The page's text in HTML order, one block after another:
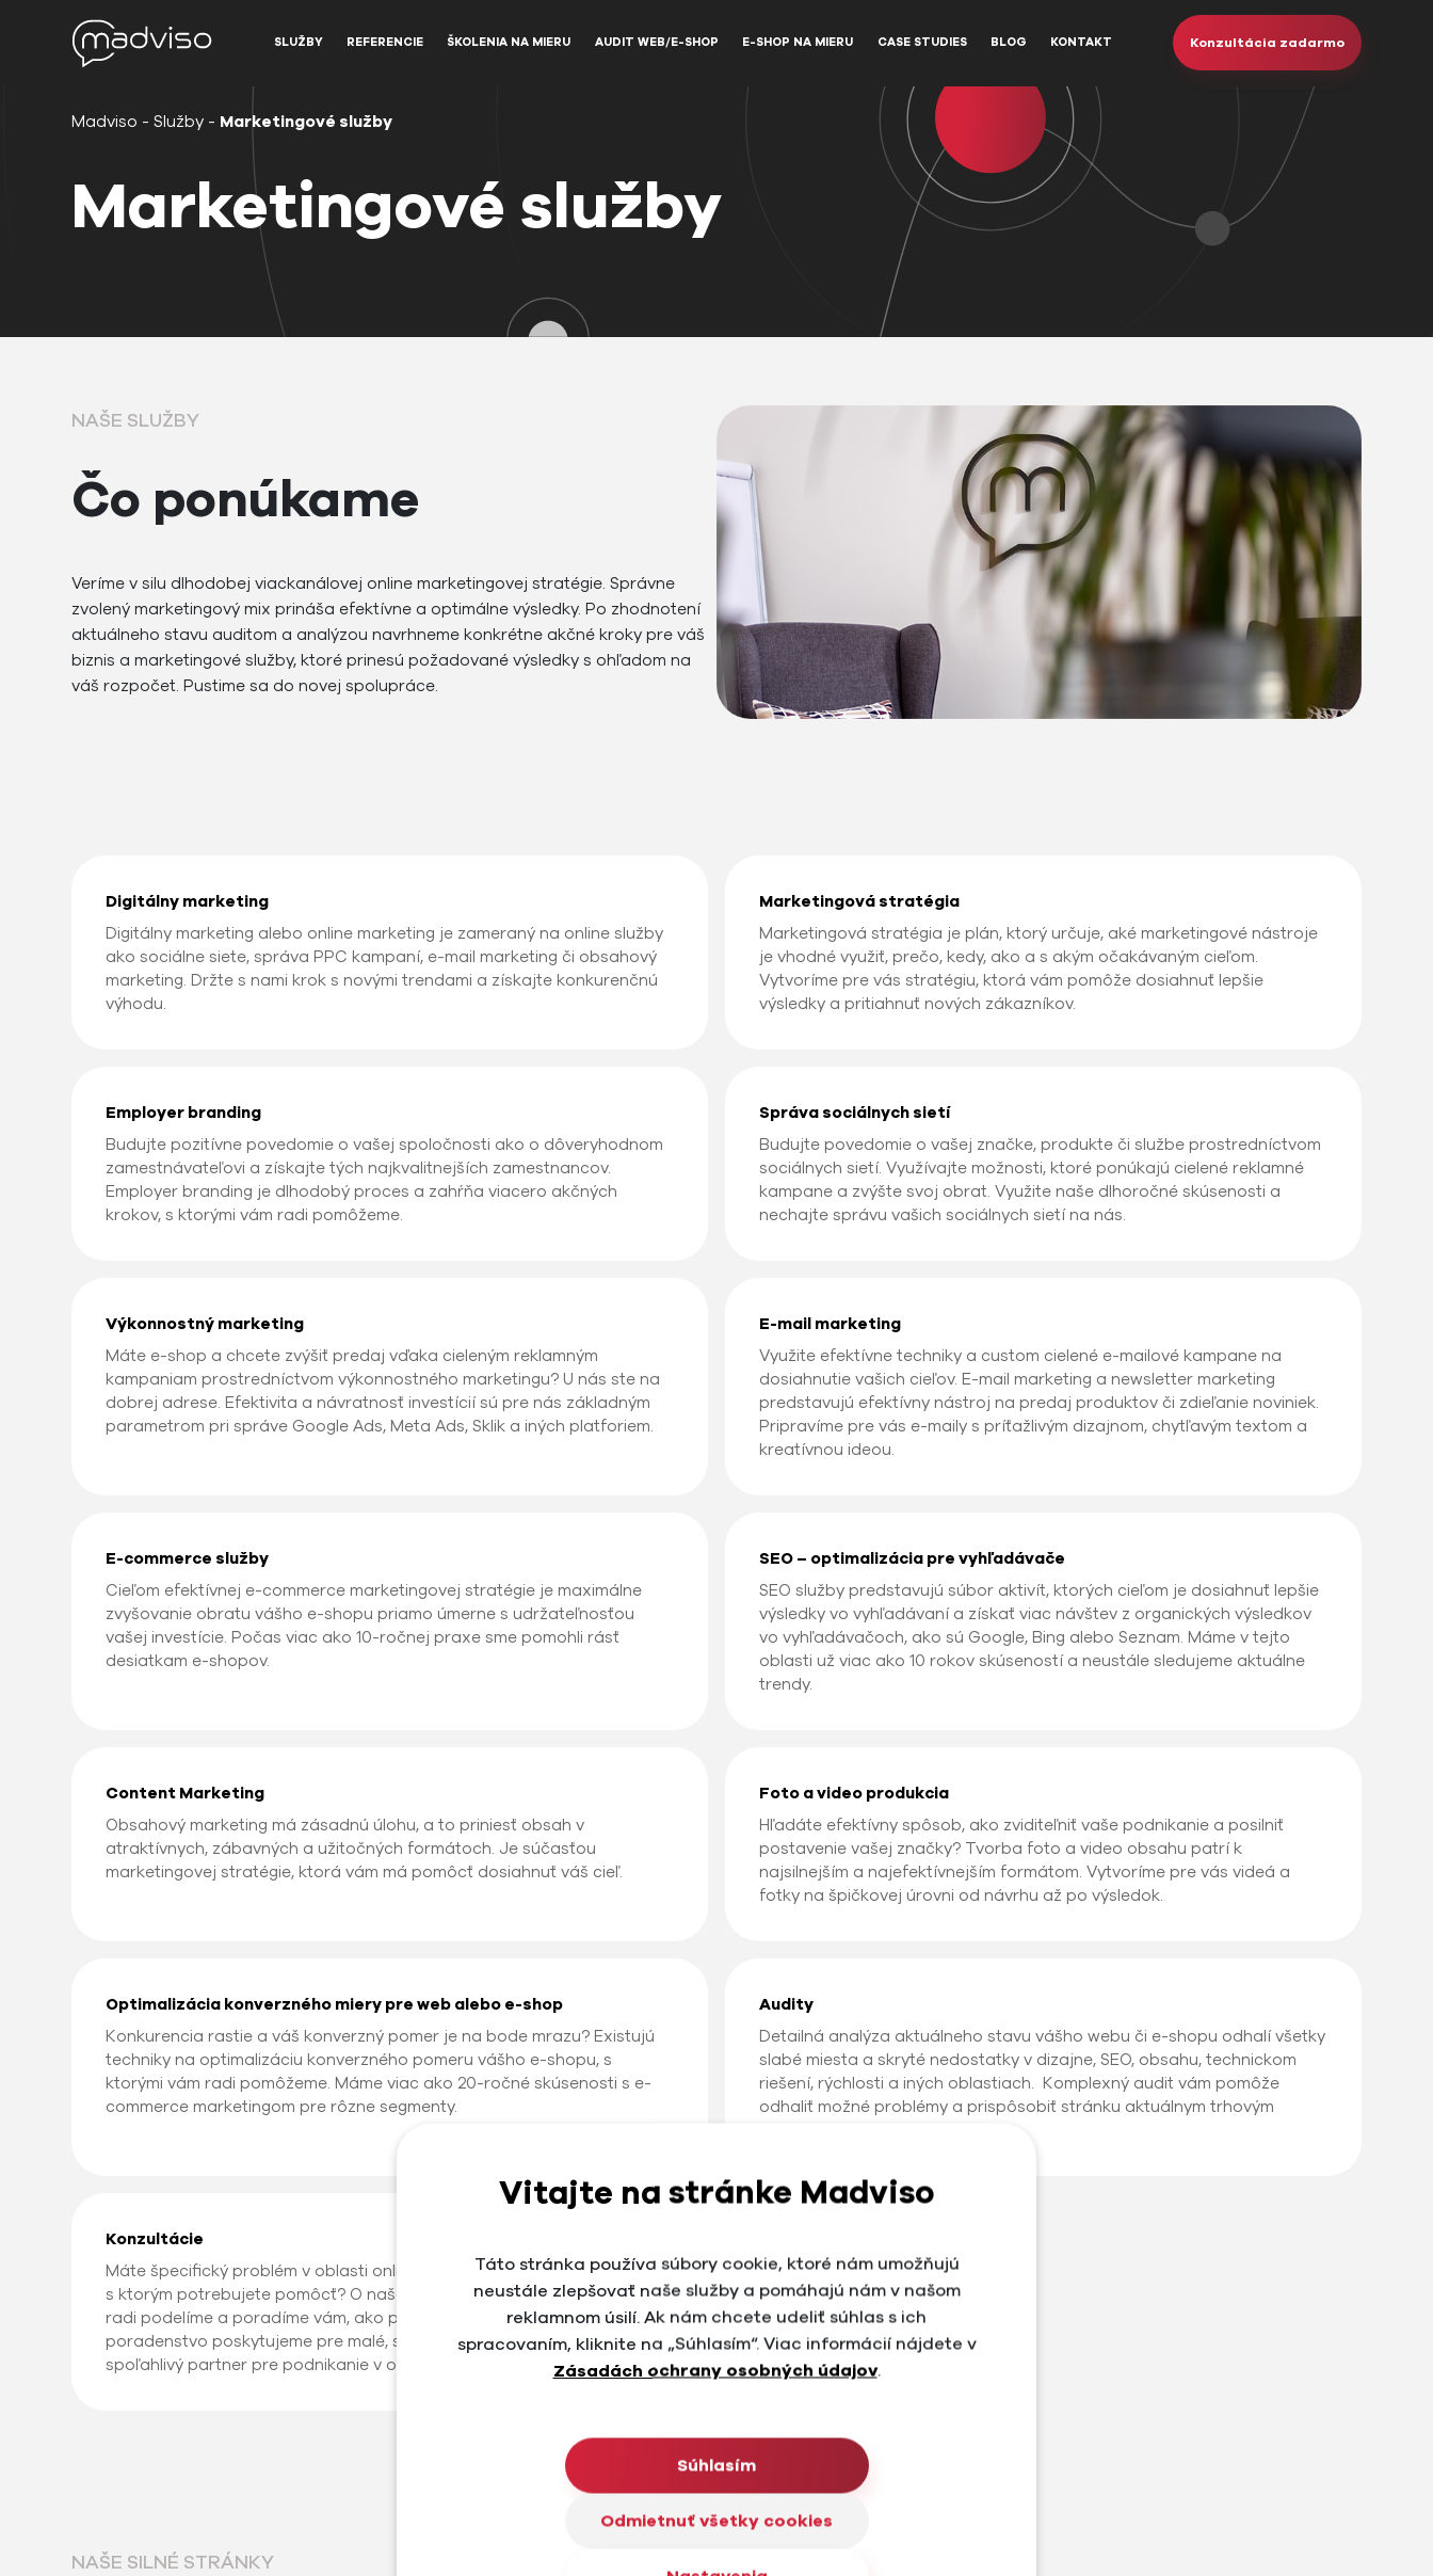
SLUŽBY REFERENCIE ŠKOLENIA NA MIERU AUDIT WEB/E-SHOP E-SHOP NA MIERU CASE STUDIES BLOG KONTAKT Konzultácia zadarmo
Madviso -Služby - Marketingové služby
Marketingové služby
NAŠE SLUŽBY
Čo ponúkame
Veríme v silu dlhodobej viackanálovej online marketingovej stratégie. Správne
zvolený marketingový mix prináša efektívne a optimálne výsledky. Po zhodnotení
aktuálneho stavu auditom a analýzou navrhneme konkrétne akčné kroky pre váš
biznis a marketingové služby, ktoré prinesú požadované výsledky s ohľadom na
váš rozpočet. Pustime sa do novej spolupráce.
Digitálny marketing
Digitálny marketing alebo online marketing je zameraný na online služby
ako sociálne siete, správa PPC kampaní, e-mail marketing či obsahový
marketing. Držte s nami krok s novými trendami a získajte konkurenčnú
výhodu.
Marketingová stratégia
Marketingová stratégia je plán, ktorý určuje, aké marketingové nástroje
je vhodné využiť, prečo, kedy, ako a s akým očakávaným cieľom.
Vytvoríme pre vás stratégiu, ktorá vám pomôže dosiahnuť lepšie
výsledky a pritiahnuť nových zákazníkov.
Employer branding
Budujte pozitívne povedomie o vašej spoločnosti ako o dôveryhodnom
zamestnávateľovi a získajte tých najkvalitnejších zamestnancov.
Employer branding je dlhodobý proces a zahŕňa viacero akčných
krokov, s ktorými vám radi pomôžeme.
Správa sociálnych sietí
Budujte povedomie o vašej značke, produkte či službe prostredníctvom
sociálnych sietí. Využívajte možnosti, ktoré ponúkajú cielené reklamné
kampane a zvýšte svoj obrat. Využite naše dlhoročné skúsenosti a
nechajte správu vašich sociálnych sietí na nás.
Výkonnostný marketing
Máte e-shop a chcete zvýšiť predaj vďaka cieleným reklamným
kampaniam prostredníctvom výkonnostného marketingu? U nás ste na
dobrej adrese. Efektivita a návratnosť investícií sú pre nás základným
parametrom pri správe Google Ads, Meta Ads, Sklik a iných platforiem.
E-mail marketing
Využite efektívne techniky a custom cielené e-mailové kampane na
dosiahnutie vašich cieľov. E-mail marketing a newsletter marketing
predstavujú efektívny nástroj na predaj produktov či zdieľanie noviniek.
Pripravíme pre vás e-maily s príťažlivým dizajnom, chytľavým textom a
kreatívnou ideou.
E-commerce služby
Cieľom efektívnej e-commerce marketingovej stratégie je maximálne
zvyšovanie obratu vášho e-shopu priamo úmerne s udržateľnosťou
vašej investície. Počas viac ako 10-ročnej praxe sme pomohli rásť
desiatkam e-shopov.
SEO – optimalizácia pre vyhľadávače
SEO služby predstavujú súbor aktivít, ktorých cieľom je dosiahnuť lepšie
výsledky vo vyhľadávaní a získať viac návštev z organických výsledkov
vo vyhľadávačoch, ako sú Google, Bing alebo Seznam. Máme v tejto
oblasti už viac ako 10 rokov skúseností a neustále sledujeme aktuálne
trendy.
Content Marketing
Obsahový marketing má zásadnú úlohu, a to priniesť obsah v
atraktívnych, zábavných a užitočných formátoch. Je súčasťou
marketingovej stratégie, ktorá vám má pomôcť dosiahnuť váš cieľ.
Foto a video produkcia
Hľadáte efektívny spôsob, ako zviditeľniť vaše podnikanie a posilniť
postavenie vašej značky? Tvorba foto a video obsahu patrí k
najsilnejším a najefektívnejším formátom. Vytvoríme pre vás videá a
fotky na špičkovej úrovni od návrhu až po výsledok.
Optimalizácia konverzného miery pre web alebo e-shop
Konkurencia rastie a váš konverzný pomer je na bode mrazu? Existujú
techniky na optimalizáciu konverzného pomeru vášho e-shopu, s
ktorými vám radi pomôžeme. Máme viac ako 20-ročné skúsenosti s e-
commerce marketingom pre rôzne segmenty.
Audity
Detailná analýza aktuálneho stavu vášho webu či e-shopu odhalí všetky
slabé miesta a skryté nedostatky v dizajne, SEO, obsahu, technickom
riešení, rýchlosti a iných oblastiach. Komplexný audit vám pomôže
odhaliť možné problémy a prispôsobiť stránku aktuálnym trhovým
Konzultácie
Máte špecifický problém v oblasti online marketingu alebo e-commerce,
s ktorým potrebujete pomôcť? O naše dlhoročné skúsenosti sa s vami
radi podelíme a poradíme vám, ako problém vyriešiť. Konzultácie a
poradenstvo poskytujeme pre malé, stredné a veľké firmy. Sme váš
spoľahlivý partner pre podnikanie v online svete.
NAŠE SILNÉ STRÁNKY
Vitajte na stránke Madviso
Táto stránka používa súbory cookie, ktoré nám umožňujú
neustále zlepšovať naše služby a pomáhajú nám v našom
reklamnom úsilí. Ak nám chcete udeliť súhlas s ich
spracovaním, kliknite na „Súhlasím“. Viac informácií nájdete v
Zásadách ochrany osobných údajov.
Súhlasím
Odmietnuť všetky cookies